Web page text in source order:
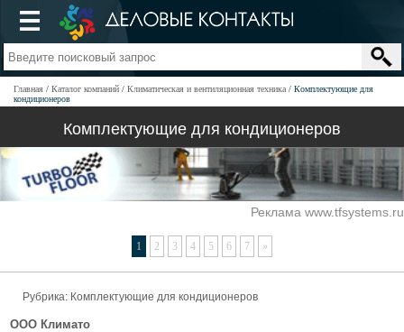
Главная Каталог компаний Климатическая и вентиляционная техника
Комплектующие для
кондиционеров
Комплектующие для кондиционеров
Реклама www.tfsystems.ru
1 2 3 4 5 6 7 »
Рубрика: Комплектующие для кондиционеров
ООО Климато